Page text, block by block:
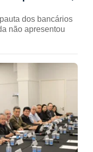
dos bancários
não apresentou